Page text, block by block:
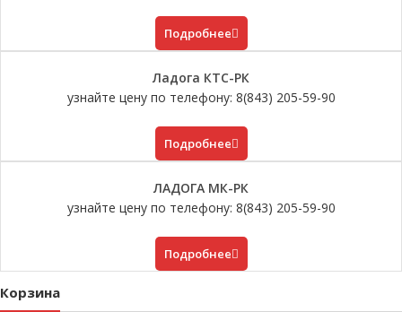
Подробнее
Ладога КТС-РК
узнайте цену по телефону: 8(843) 205-59-90
Подробнее
ЛАДОГА МК-РК
узнайте цену по телефону: 8(843) 205-59-90
Подробнее
Корзина